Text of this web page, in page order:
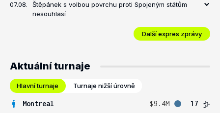
07.08.
Štěpánek s volbou povrchu proti Spojeným státům
nesouhlasí
Další expres zprávy
Aktuální turnaje
Hlavní turnaje Turnaje nižší úrovně
Montreal $9.4M
17